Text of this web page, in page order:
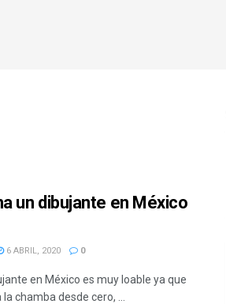
un dibujante en México
6 ABRIL, 2020 0
en México es muy loable ya que
chamba desde cero, ...